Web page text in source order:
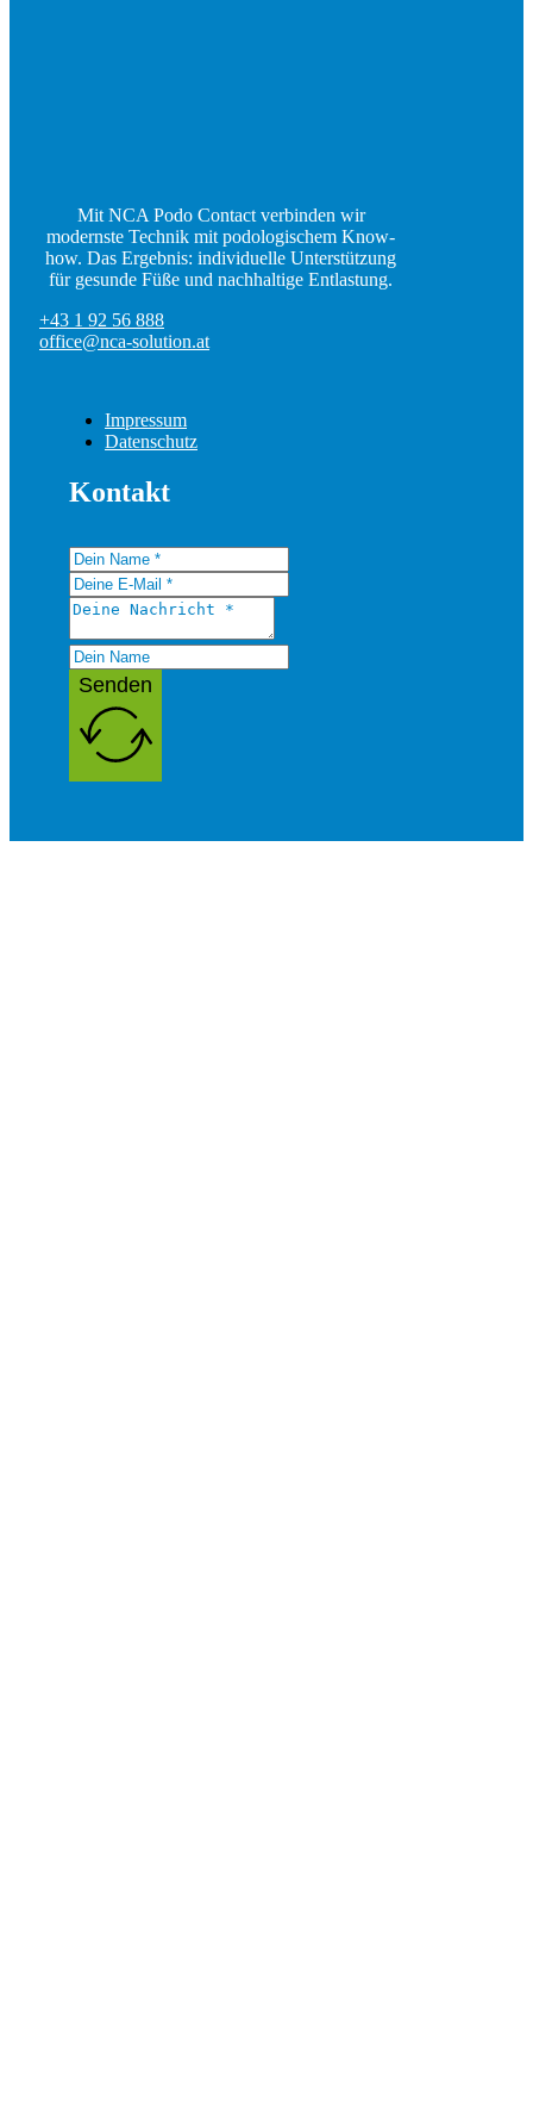
Mit NCA Podo Contact verbinden wir
modernste Technik mit podologischem Know-
how. Das Ergebnis: individuelle Unterstützung
für gesunde Füße und nachhaltige Entlastung.
+43 1 92 56 888
office@nca-solution.at
Impressum
Datenschutz
Kontakt
Senden